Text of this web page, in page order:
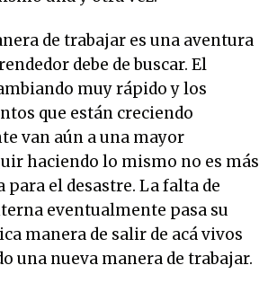
de trabajar es una aventura
debe de buscar. El
muy rápido y los
que están creciendo
van aún a una mayor
haciendo lo mismo no es más
para el desastre. La falta de
eventualmente pasa su
manera de salir de acá vivos
una nueva manera de trabajar.